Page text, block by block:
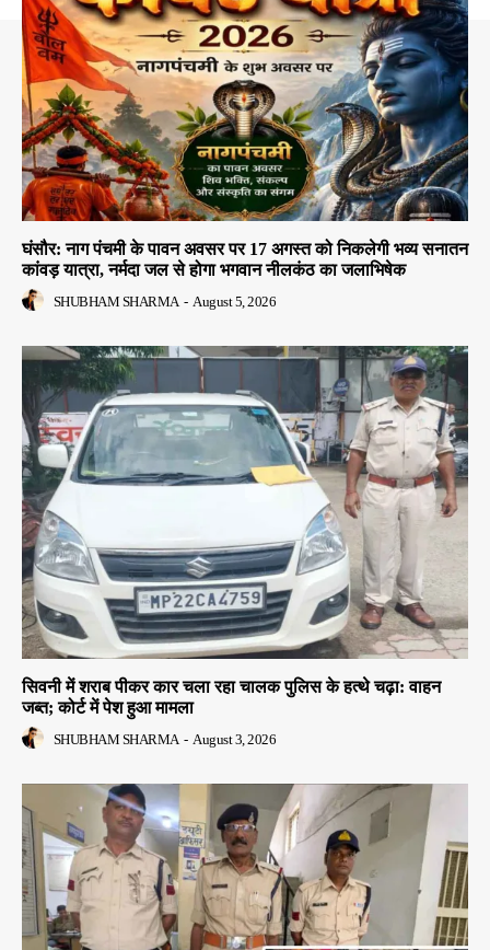
घंसौर: नाग पंचमी के पावन अवसर पर 17 अगस्त को निकलेगी भव्य सनातन
कांवड़ यात्रा, नर्मदा जल से होगा भगवान नीलकंठ का जलाभिषेक
SHUBHAM SHARMA - August 5, 2026
सिवनी में शराब पीकर कार चला रहा चालक पुलिस के हत्थे चढ़ा: वाहन
जब्त; कोर्ट में पेश हुआ मामला
SHUBHAM SHARMA - August 3, 2026